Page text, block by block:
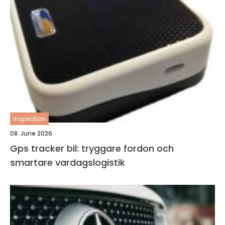
inspiration
08. June 2026
Gps tracker bil: tryggare fordon och
smartare vardagslogistik